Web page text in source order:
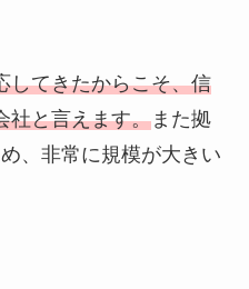
してきたからこそ、信
社と言えます。また拠
、非常に規模が大きい